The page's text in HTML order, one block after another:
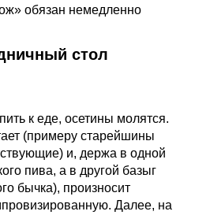
обязан немедленно
стол
к еде, осетины молятся.
(примеру старейшины
и, держа в одной
пива, а в другой базыг
бычка), произносит
Далее, на